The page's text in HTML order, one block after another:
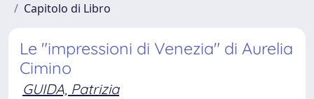
Capitolo di Libro
Le "impressioni di Venezia" di Aurelia
Cimino
GUIDA, Patrizia